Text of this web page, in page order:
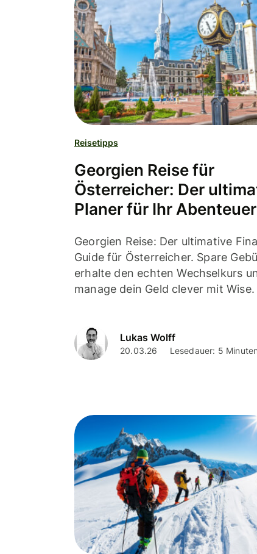
Reisetipps
Georgien Reise für
Österreicher: Der
Planer für Ihr Abenteuer
Georgien Reise: Der ultimative
Guide für Österreicher. Spare
erhalte den echten Wechselkurs
manage dein Geld clever mit Wise.
Lukas Wolff
20.03.26 Lesedauer: 5